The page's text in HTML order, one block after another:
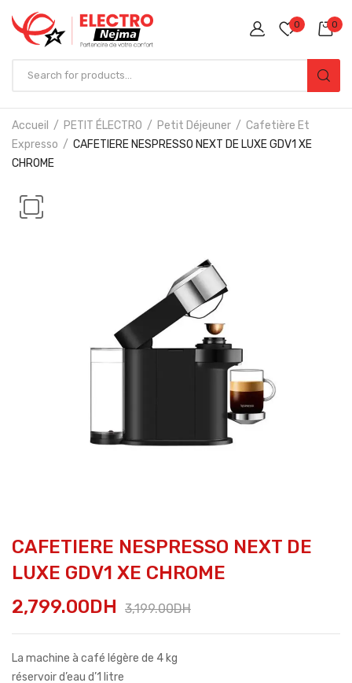
0 0
Accueil PETIT ÉLECTRO Petit Déjeuner
Cafetière Et
Expresso
CAFETIERE NESPRESSO NEXT DE LUXE GDV1 XE
CHROME
CAFETIERE NESPRESSO NEXT DE
LUXE GDV1 XE CHROME
3,199.00DH
2,799.00DH
La machine à café légère de 4 kg
réservoir d’eau d’1 litre